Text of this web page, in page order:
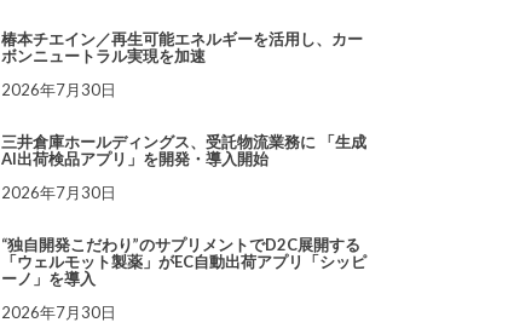
椿本チエイン／再生可能エネルギーを活用し、カー
ボンニュートラル実現を加速
2026年7月30日
三井倉庫ホールディングス、受託物流業務に 「生成
AI出荷検品アプリ」を開発・導入開始
2026年7月30日
“独自開発こだわり”のサプリメントでD2C展開する
「ウェルモット製薬」がEC自動出荷アプリ「シッピ
ーノ」を導入
2026年7月30日